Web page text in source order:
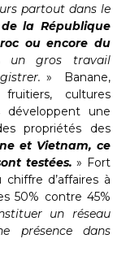
partout dans le
la République
ou encore du
un gros travail
» Banane,
cultures
développent une
propriétés des
et Vietnam, ce
testées. » Fort
d’affaires à
50% contre 45%
un réseau
présence dans